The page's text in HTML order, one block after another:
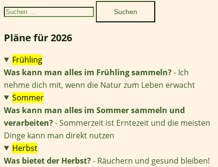
Suchen
nach:
Pläne für 2026
Frühling
Was kann man alles im Frühling sammeln?- Ich
nehme dich mit, wenn die Natur zum Leben erwacht
Sommer
Was kann man alles im Sommer sammeln und
verarbeiten?- Sommerzeit ist Erntezeit und die meisten
Dinge kann man direkt nutzen
Herbst
Was bietet der Herbst?- Räuchern und gesund bleiben!